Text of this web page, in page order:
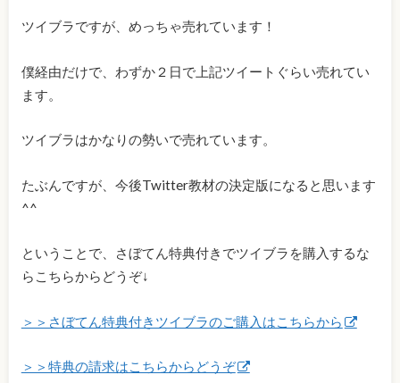
ツイブラですが、めっちゃ売れています！
僕経由だけで、わずか２日で上記ツイートぐらい売れてい
ます。
ツイブラはかなりの勢いで売れています。
たぶんですが、今後Twitter教材の決定版になると思います
^^
ということで、さぼてん特典付きでツイブラを購入するな
らこちらからどうぞ↓
＞＞さぼてん特典付きツイブラのご購入はこちらから
＞＞特典の請求はこちらからどうぞ